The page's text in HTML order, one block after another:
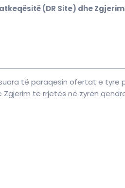
(DR Site) dhe
të paraqesin ofertat e tyre
të rrjetës në zyrën